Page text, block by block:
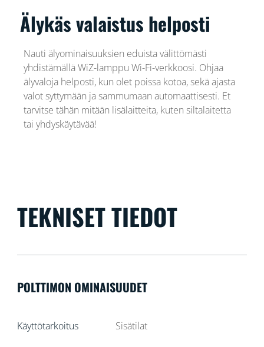
Älykäs valaistus helposti
Nauti älyominaisuuksien eduista välittömästi
yhdistämällä WiZ-lamppu Wi-Fi-verkkoosi. Ohjaa
älyvaloja helposti, kun olet poissa kotoa, sekä ajasta
valot syttymään ja sammumaan automaattisesti. Et
tarvitse tähän mitään lisälaitteita, kuten siltalaitetta
tai yhdyskäytävää!
TEKNISET TIEDOT
POLTTIMON OMINAISUUDET
Käyttötarkoitus Sisätilat